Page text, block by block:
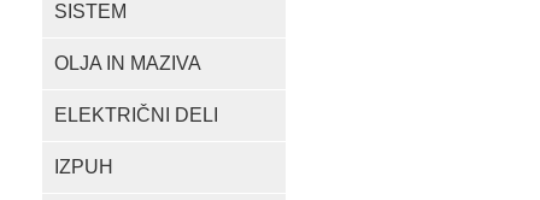
SISTEM
OLJA IN MAZIVA
ELEKTRIČNI DELI
IZPUH